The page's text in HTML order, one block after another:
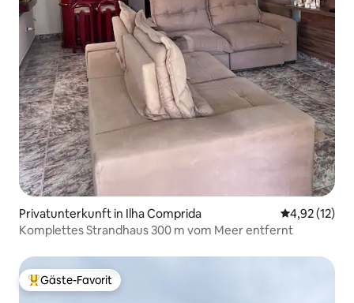
Privatunterkunft in Ilha Comprida
4,92 (12)
Komplettes Strandhaus 300 m vom Meer entfernt
Beliebter Gäste-Favorit.
Gäste-Favorit